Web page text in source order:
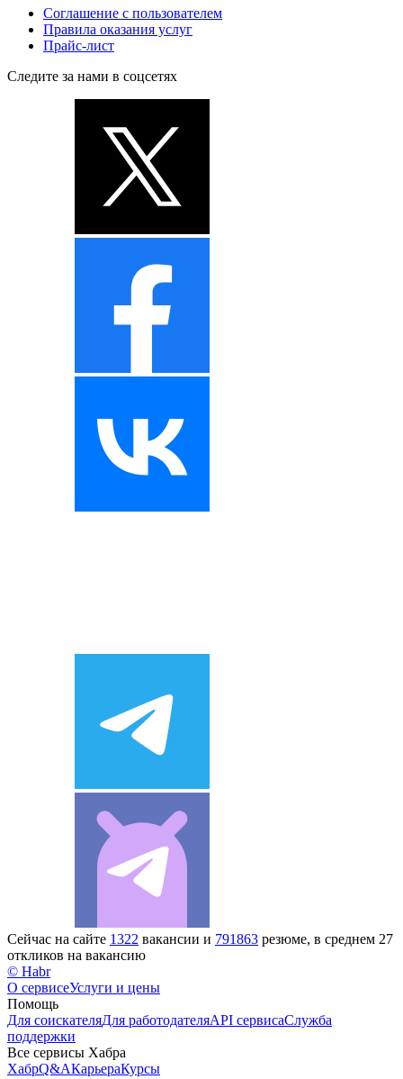
Соглашение с пользователем
Правила оказания услуг
Прайс-лист
Следите за нами в соцсетях
Сейчас на сайте 1322 вакансии и 791863 резюме, в среднем 27
откликов на вакансию
© Habr
О сервисеУслуги и цены
Помощь
Для соискателяДля работодателяAPI сервисаСлужба
поддержки
Все сервисы Хабра
ХабрQ&AКарьераКурсы